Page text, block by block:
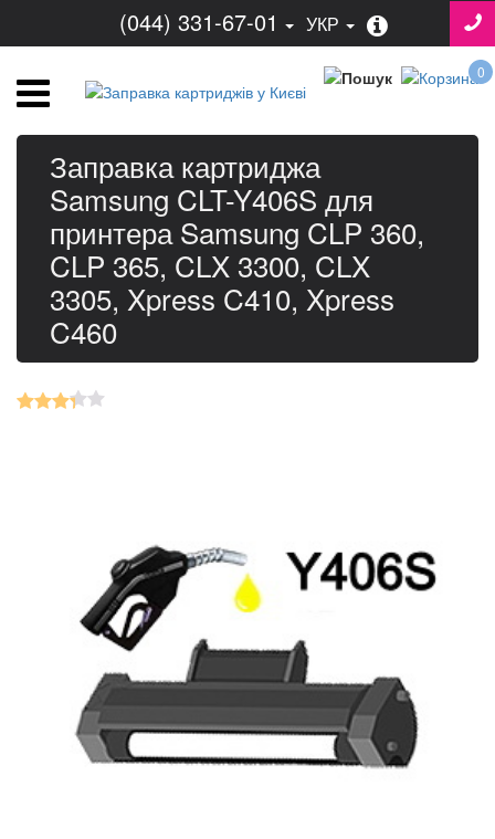
(044) 331-67-01 УКР
0
Заправка картриджа
Samsung CLT-Y406S для
принтера Samsung CLP 360,
CLP 365, CLX 3300, CLX
3305, Xpress C410, Xpress
C460